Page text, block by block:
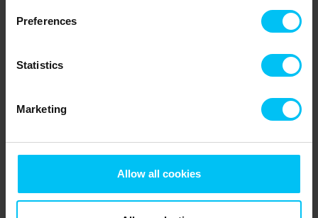
Preferences
Statistics
Marketing
Allow all cookies
Die Gegend in Gl. Skagen lädt zu schönen Spaziergängen oder
am Strand und erfrischenden Tauchgängen in das kühle
Meerwasser genossen werden. Ein leckeres Mittagessen kann
Ruths Hotels eingenommen werden, die beide nur wenige hundert
Meter von der Ferienunterkunft entfernt liegen. Als Gast in Skagen
Darüber hinaus gibt es eine Vielzahl von Ausflugszielen. Das
Stadtzentrum von Skagen mit seiner großen Auswahl an
Geschäften, das Skagens Museum, Anchers Hus und das